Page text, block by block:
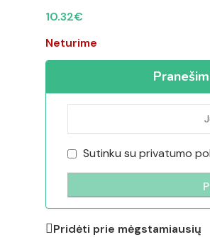
10.32€
Neturime
Sutinku su privatumo
Pridėti prie mėgstamiausių